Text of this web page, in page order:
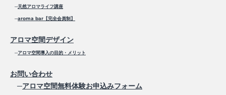
─天然アロマライフ講座
─aroma bar【完全会員制】
アロマ空間デザイン
─アロマ空間導入の目的・メリット
お問い合わせ
─アロマ空間無料体験お申込みフォーム